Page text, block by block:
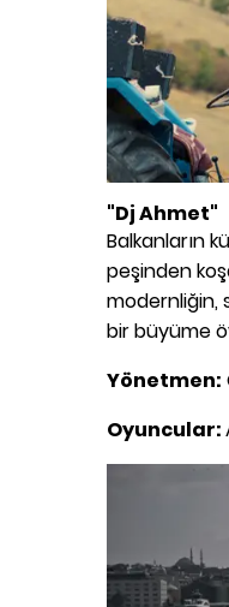
"Dj Ahmet"
Balkanların
peşinden
modernliğin,
bir büyüme
Yönetmen:
Oyuncular: